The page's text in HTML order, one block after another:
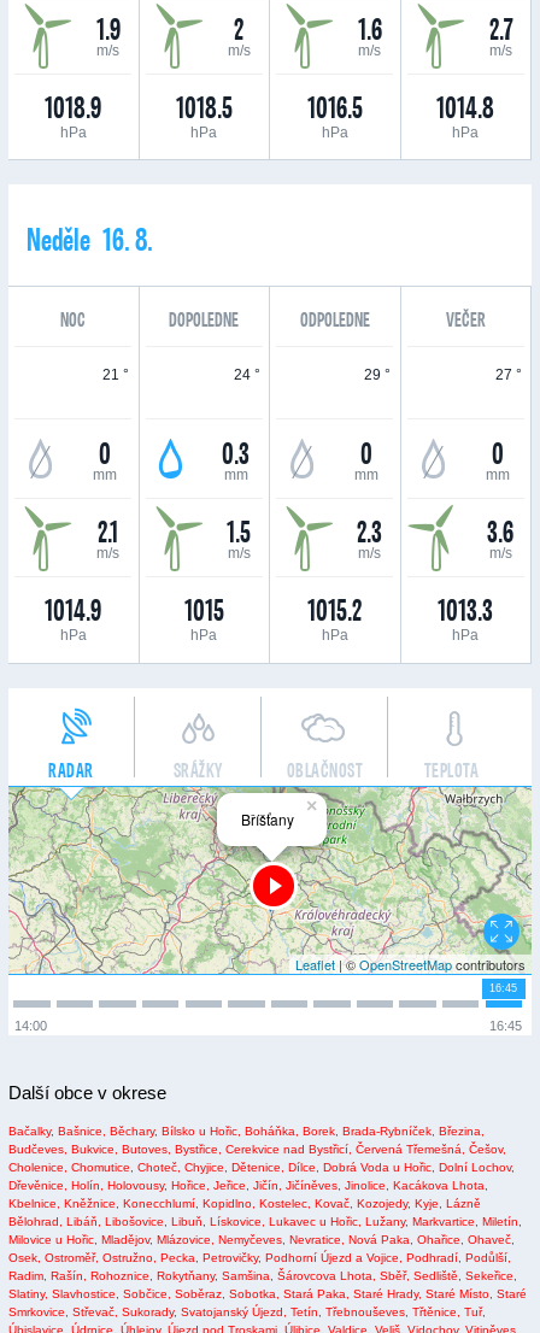
1.9
m/s
1018.9
hPa
2
m/s
1018.5
hPa
1.6
m/s
1016.5
hPa
2.7
m/s
1014.8
hPa
Neděle 16. 8.
NOC DOPOLEDNE ODPOLEDNE VEČER
21 °
0
mm
2.1
m/s
1014.9
hPa
24 °
0.3
mm
1.5
m/s
1015
hPa
29 °
0
mm
2.3
m/s
1015.2
hPa
27 °
0
mm
3.6
m/s
1013.3
hPa
RADAR SRÁŽKY OBLAČNOST TEPLOTA
×
Bříšťany
Leaflet | ©OpenStreetMapcontributors
16:45
16:45
14:00
Další obce v okrese
Bačalky, Bašnice, Běchary, Bílsko u Hořic, Boháňka, Borek, Brada-Rybníček, Březina,
Budčeves, Bukvice, Butoves, Bystřice, Cerekvice nad Bystřicí, Červená Třemešná,
Češov,
Cholenice,
Chomutice, Choteč, Chyjice, Dětenice, Dílce, Dobrá Voda u Hořic, Dolní Lochov,
Dřevěnice,
Holín, Holovousy, Hořice, Jeřice, Jičín, Jičíněves, Jinolice,
Kacákova Lhota,
Kbelnice,
Kněžnice, Konecchlumí, Kopidlno, Kostelec, Kovač, Kozojedy, Kyje,
Lázně
Bělohrad,
Libáň, Libošovice, Libuň, Lískovice, Lukavec u Hořic, Lužany, Markvartice,
Miletín,
Milovice u Hořic, Mladějov, Mlázovice, Nemyčeves, Nevratice, Nová Paka, Ohařice,
Ohaveč,
Osek, Ostroměř, Ostružno, Pecka, Petrovičky, Podhorní Újezd a Vojice, Podhradí, Podůlší,
Radim, Rašín, Rohoznice, Rokytňany, Samšina, Šárovcova Lhota, Sběř, Sedliště,
Sekeřice,
Slatiny, Slavhostice, Sobčice, Soběraz, Sobotka, Stará Paka, Staré Hrady, Staré Místo, Staré
Smrkovice,
Střevač, Sukorady, Svatojanský Újezd, Tetín, Třebnouševes, Třtěnice,
Tuř,
Úbislavice,
Údrnice, Úhlejov, Újezd pod Troskami, Úlibice, Valdice, Veliš, Vidochov, Vitiněves,